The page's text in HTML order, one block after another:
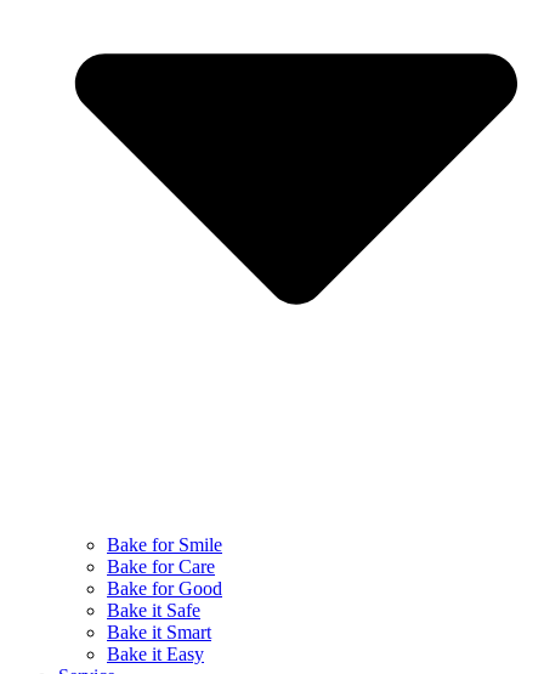
Bake for Smile
Bake for Care
Bake for Good
Bake it Safe
Bake it Smart
Bake it Easy